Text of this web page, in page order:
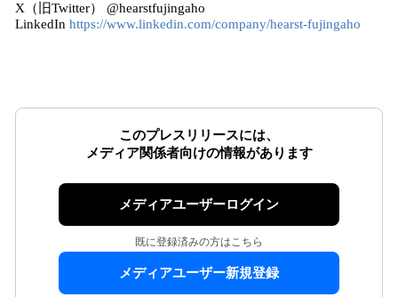
X（旧Twitter） @hearstfujingaho
LinkedIn https://www.linkedin.com/company/hearst-fujingaho
このプレスリリースには、
メディア関係者向けの情報があります
メディアユーザーログイン
既に登録済みの方はこちら
メディアユーザー新規登録